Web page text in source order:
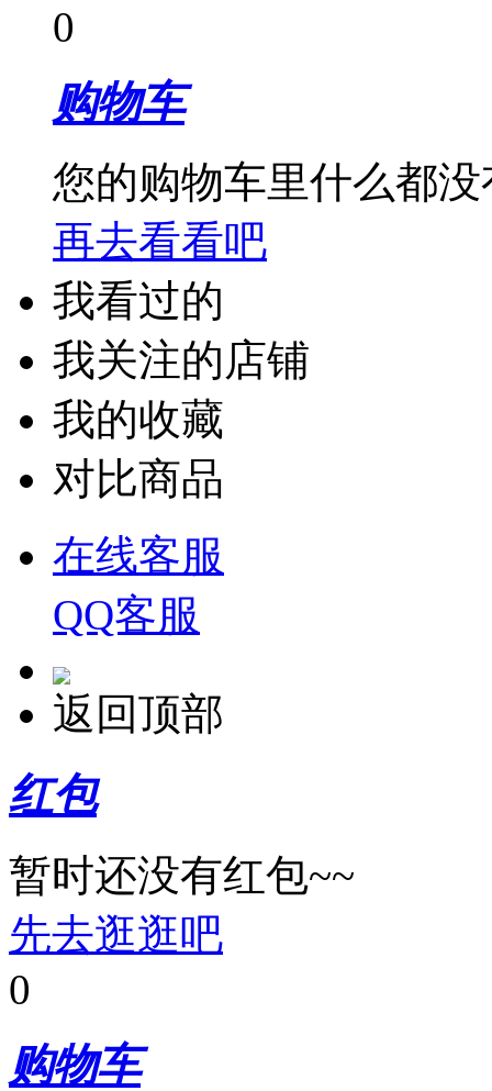
0
购物车
您的购物车里什么都没
再去看看吧
我看过的
我关注的店铺
我的收藏
对比商品
在线客服
QQ客服
返回顶部
红包
暂时还没有红包~~
先去逛逛吧
0
购物车